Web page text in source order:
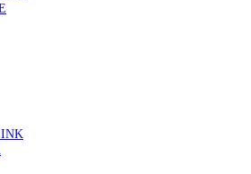
de rastreio do cancro do pulmão são
e representam um investimento
os sistemas de saúde”
em cada dez doentes com enfarte
níveis elevados de Lp(a), revela estudo